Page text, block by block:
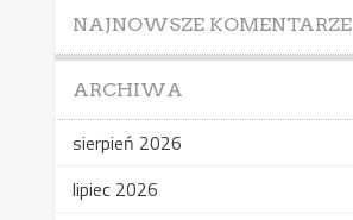
NAJNOWSZE KOMENTARZE
ARCHIWA
sierpień 2026
lipiec 2026